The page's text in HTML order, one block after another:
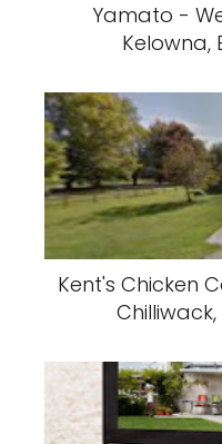
Yamato -
Kelowna,
Kent's Chicken